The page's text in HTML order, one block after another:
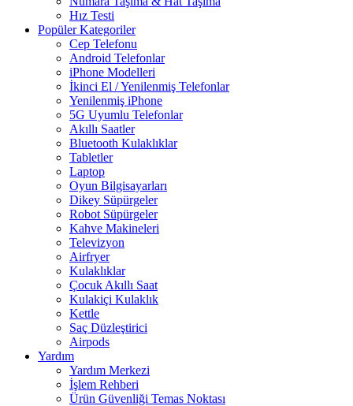
Hız Testi
Popüler Kategoriler
Cep Telefonu
Android Telefonlar
iPhone Modelleri
İkinci El / Yenilenmiş Telefonlar
Yenilenmiş iPhone
5G Uyumlu Telefonlar
Akıllı Saatler
Bluetooth Kulaklıklar
Tabletler
Laptop
Oyun Bilgisayarları
Dikey Süpürgeler
Robot Süpürgeler
Kahve Makineleri
Televizyon
Airfryer
Kulaklıklar
Çocuk Akıllı Saat
Kulakiçi Kulaklık
Kettle
Saç Düzleştirici
Airpods
Yardım
Yardım Merkezi
İşlem Rehberi
Ürün Güvenliği Temas Noktası